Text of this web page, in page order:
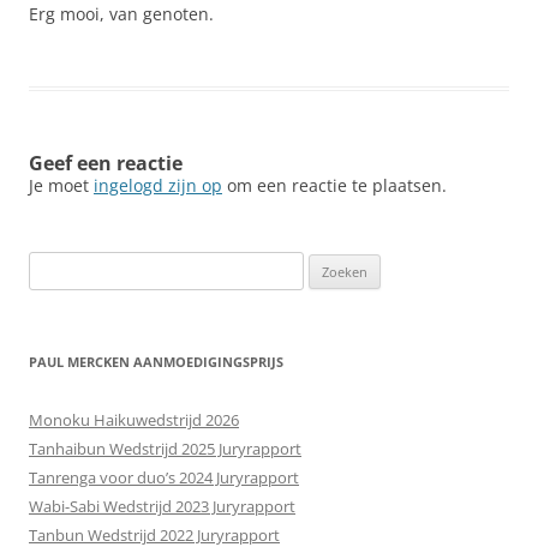
Erg mooi, van genoten.
Geef een reactie
Je moet ingelogd zijn op om een reactie te plaatsen.
naar:
PAUL MERCKEN AANMOEDIGINGSPRIJS
Monoku Haikuwedstrijd 2026
Tanhaibun Wedstrijd 2025 Juryrapport
Tanrenga voor duo’s 2024 Juryrapport
Wabi-Sabi Wedstrijd 2023 Juryrapport
Tanbun Wedstrijd 2022 Juryrapport